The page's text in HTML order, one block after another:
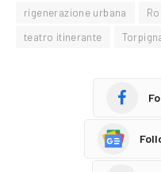
rigenerazione urbana
teatro itinerante